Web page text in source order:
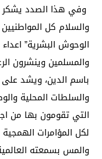
وفي هذا الصدد يشكر
والسلام كل المواطنيين
الوحوش البشرية”
والمسلمين وينشرون
باسم الدين، ويشد
والسلطات المحلية
التي تقومون بها من
لكل المؤامرات
والمس بسمعته